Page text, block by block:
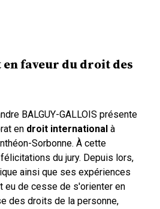
en faveur du droit des
BALGUY-GALLOIS présente
en droit international à
Sorbonne. À cette
du jury. Depuis lors,
ainsi que ses expériences
eu de cesse de s'orienter en
des droits de la personne,